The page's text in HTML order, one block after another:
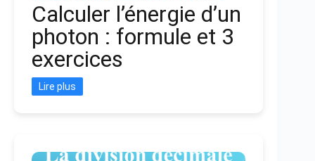
Calculer l’énergie d’un
photon : formule et 3
exercices
Lire plus